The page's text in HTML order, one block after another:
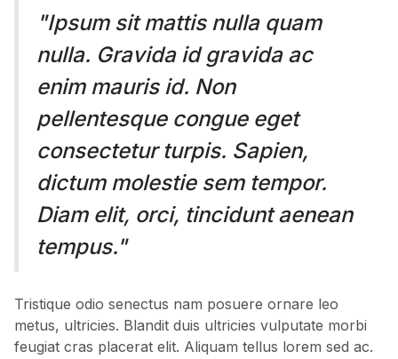
"Ipsum sit mattis nulla quam
nulla. Gravida id gravida ac
enim mauris id. Non
pellentesque congue eget
consectetur turpis. Sapien,
dictum molestie sem tempor.
Diam elit, orci, tincidunt aenean
tempus."
Tristique odio senectus nam posuere ornare leo
metus, ultricies. Blandit duis ultricies vulputate morbi
feugiat cras placerat elit. Aliquam tellus lorem sed ac.